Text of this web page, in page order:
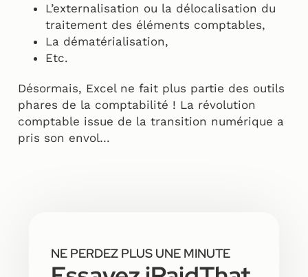
L’externalisation ou la délocalisation du
traitement des éléments comptables,
La dématérialisation,
Etc.
Désormais, Excel ne fait plus partie des outils
phares de la comptabilité ! La révolution
comptable issue de la transition numérique a
pris son envol…
NE PERDEZ PLUS UNE MINUTE